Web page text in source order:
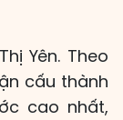
Yên. Theo
cấu thành
cao nhất,